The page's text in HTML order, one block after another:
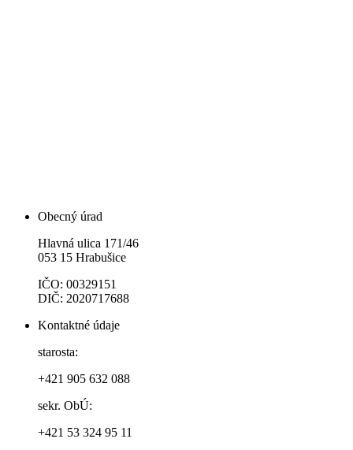
Obecný úrad
Hlavná ulica 171/46
053 15 Hrabušice
IČO: 00329151
DIČ: 2020717688
Kontaktné údaje
starosta:
+421 905 632 088
sekr. ObÚ:
+421 53 324 95 11